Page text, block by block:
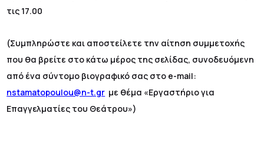
τις 17.00
(Συμπληρώστε και αποστείλετε την αίτηση συμμετοχής
που θα βρείτε στο κάτω μέρος της σελίδας, συνοδευόμενη
από ένα σύντομο βιογραφικό σας στο e-mail:
nstamatopoulou@n-t.gr με θέμα «Εργαστήριο για
Επαγγελματίες του Θεάτρου»)